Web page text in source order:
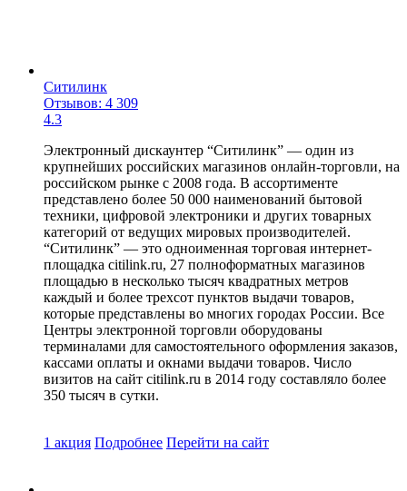
Ситилинк
Отзывов: 4 309
4.3
Электронный дискаунтер “Ситилинк” — один из
крупнейших российских магазинов онлайн-торговли, на
российском рынке с 2008 года. В ассортименте
представлено более 50 000 наименований бытовой
техники, цифровой электроники и других товарных
категорий от ведущих мировых производителей.
“Ситилинк” — это одноименная торговая интернет-
площадка citilink.ru, 27 полноформатных магазинов
площадью в несколько тысяч квадратных метров
каждый и более трехсот пунктов выдачи товаров,
которые представлены во многих городах России. Все
Центры электронной торговли оборудованы
терминалами для самостоятельного оформления заказов,
кассами оплаты и окнами выдачи товаров. Число
визитов на сайт citilink.ru в 2014 году составляло более
350 тысяч в сутки.
1 акция Подробнее Перейти на сайт